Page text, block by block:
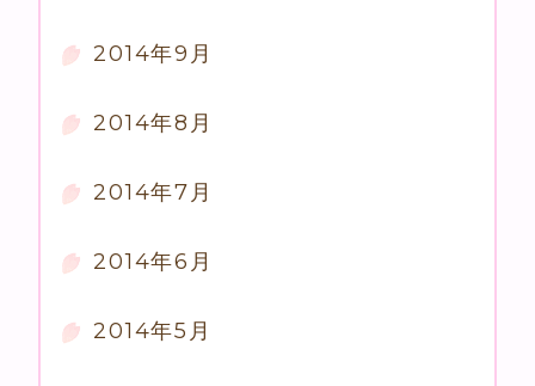
2014年9月
2014年8月
2014年7月
2014年6月
2014年5月